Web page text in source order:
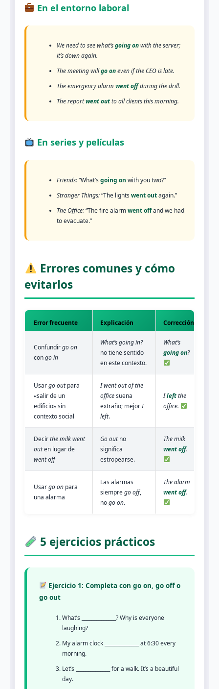
En el entorno laboral
We need to see what’sgoing onwith the server;
it’s down again.
The meeting willgo oneven if the CEO is late.
The emergency alarm went offduring the drill.
The reportwent outto all clients this morning.
En series y películas
Friends:“What’s going on with you two?”
Stranger Things:“The lights went outagain.”
The Office:“The fire alarmwent offand we had
to evacuate.”
Errores comunes y cómo
evitarlos
Error frecuente Explicación Corrección
Confundirgo on
congo in
What’s going in?
no tiene sentido
en este contexto.
What’s
going on?
Usargo outpara
«salir de un
edificio» sin
contexto social
I went out of the
officesuena
extraño; mejorI
left.
Ileftthe
office.
Decirthe milk went
outen lugar de
went off
Go outno
significa
estropearse.
The milk
went off.
Usargo on para
una alarma
Las alarmas
siemprego off,
nogo on.
The alarm
went off.
5 ejercicios prácticos
Ejercicio 1: Completa con go on, go off o
go out
What’s ______________? Why is everyone
laughing?
My alarm clock ______________ at 6:30 every
morning.
Let’s ______________ for a walk. It’s a beautiful
day.